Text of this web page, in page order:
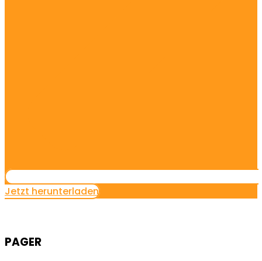
Jetzt herunterladen
PAGER